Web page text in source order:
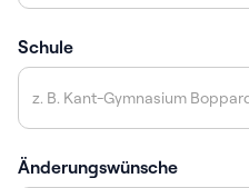
Schule
Änderungswünsche